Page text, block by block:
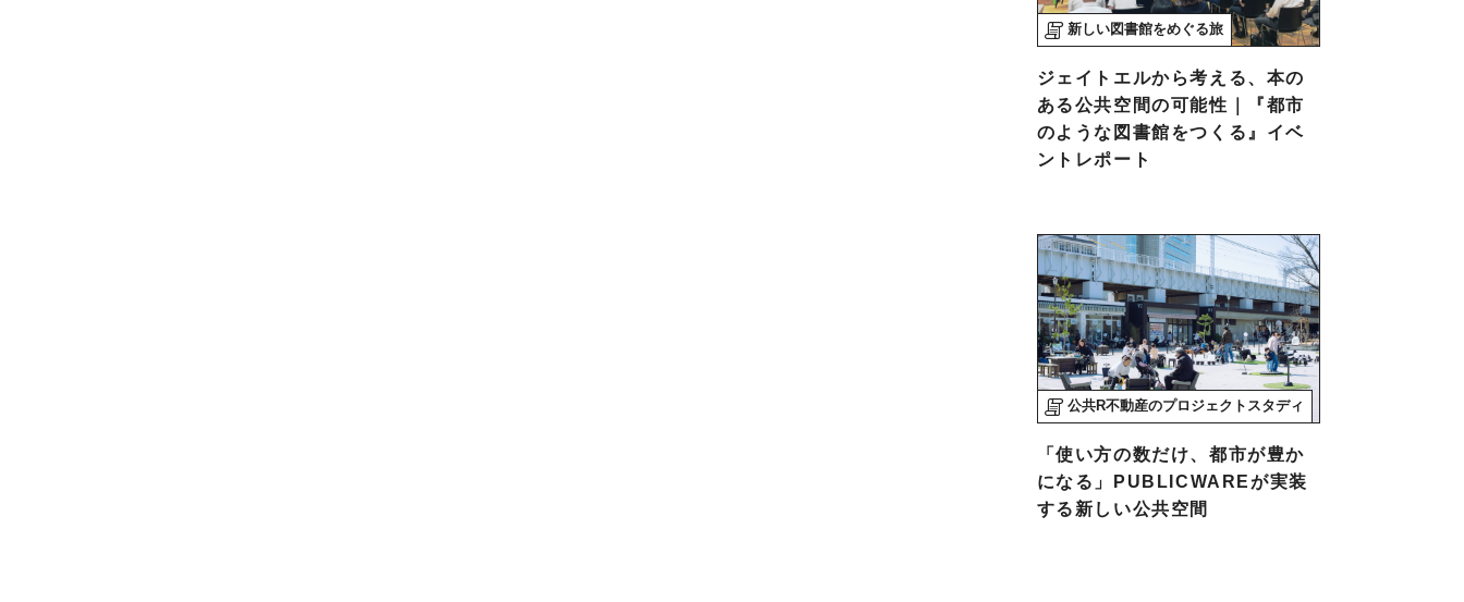
新しい図書館をめぐる旅
ジェイトエルから考える、本の
ある公共空間の可能性｜『都市
のような図書館をつくる』イベ
ントレポート
公共R不動産のプロジェクトスタディ
「使い方の数だけ、都市が豊か
になる」PUBLICWAREが実装
する新しい公共空間